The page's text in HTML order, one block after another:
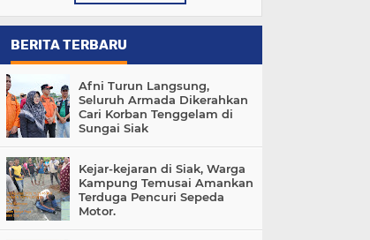
BERITA TERBARU
Afni Turun Langsung,
Seluruh Armada Dikerahkan
Cari Korban Tenggelam di
Sungai Siak
Kejar-kejaran di Siak, Warga
Kampung Temusai Amankan
Terduga Pencuri Sepeda
Motor.